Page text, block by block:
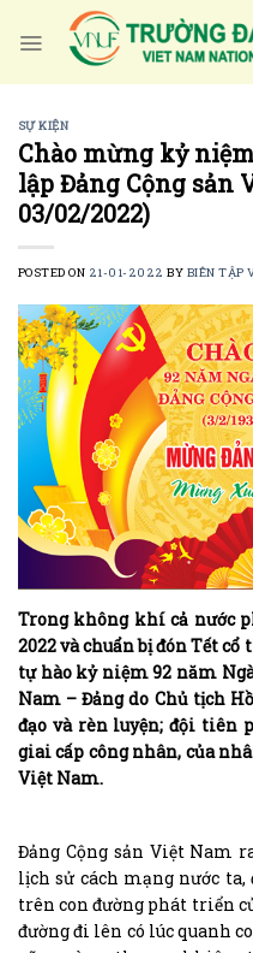
SỰ KIỆN
Chào mừng kỷ
lập Đảng Cộng sản
03/02/2022)
POSTED ON 21-01-2022 BY BIÊN TẬP
Trong không khí cả nước
2022 và chuẩn bị đón Tết
tự hào kỷ niệm 92 năm
Nam – Đảng do Chủ tịch
đạo và rèn luyện; đội tiên
giai cấp công nhân, của
Việt Nam.
Đảng Cộng sản Việt Nam
lịch sử cách mạng nước
trên con đường phát triển
đường đi lên có lúc quanh